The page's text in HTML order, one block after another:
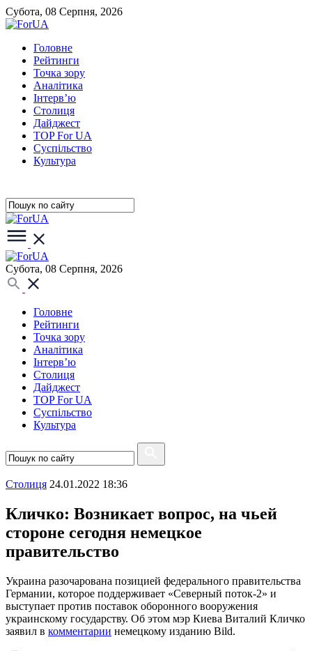
Субота, 08 Серпня, 2026
Головне
Рейтинги
Точка зору
Аналітика
Інтерв’ю
Столиця
Дайджест
TOP For UA
Суспiльство
Культура
Субота, 08 Серпня, 2026
Головне
Рейтинги
Точка зору
Аналітика
Інтерв’ю
Столиця
Дайджест
TOP For UA
Суспiльство
Культура
Столиця 24.01.2022 18:36
Кличко: Возникает вопрос, на чьей
стороне сегодня немецкое
правительство
Украина разочарована позицией федерального правительства
Германии, которое поддерживает «Северный поток-2» и
выступает против поставок оборонного вооружения
украинскому государству. Об этом мэр Киева Виталий Кличко
заявил в комментарии немецкому изданию Bild.